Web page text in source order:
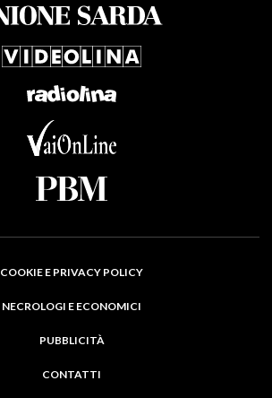
COOKIE E PRIVACY POLICY
NECROLOGI E ECONOMICI
PUBBLICITÀ
CONTATTI